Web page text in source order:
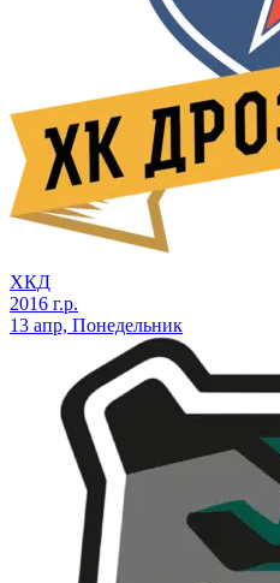
ХКД
2016 г.р.
13 апр, Понедельник